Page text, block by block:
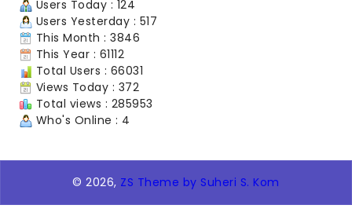
Users Today : 124
Users Yesterday : 517
This Month : 3846
This Year : 61112
Total Users : 66031
Views Today : 372
Total views : 285953
Who's Online : 4
© 2026, ZS Theme by Suheri S. Kom